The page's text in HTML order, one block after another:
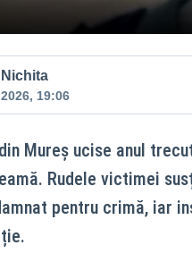
19:06
Mureș ucise anul
Rudele victimei
pentru crimă, iar